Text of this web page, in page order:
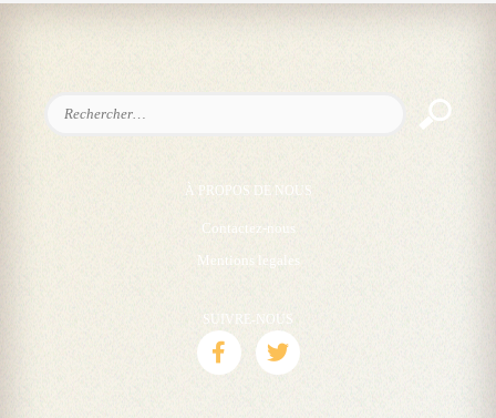
À PROPOS DE NOUS
Contactez-nous
Mentions legales
SUIVRE-NOUS